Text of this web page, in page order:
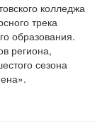
колледжа
трека
образования.
региона,
сезона